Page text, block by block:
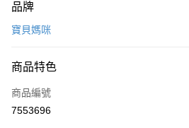
信用卡一次付款
LINE Pay
街口支付
品牌
寶貝媽咪
商品特色
商品編號
7553696